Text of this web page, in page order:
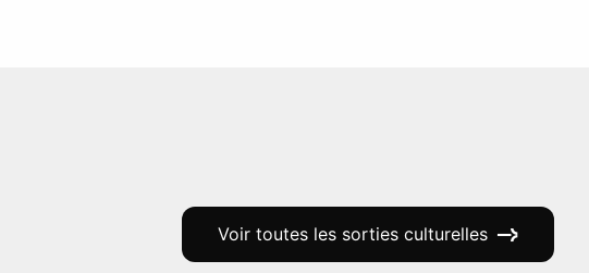
Voir toutes les sorties culturelles